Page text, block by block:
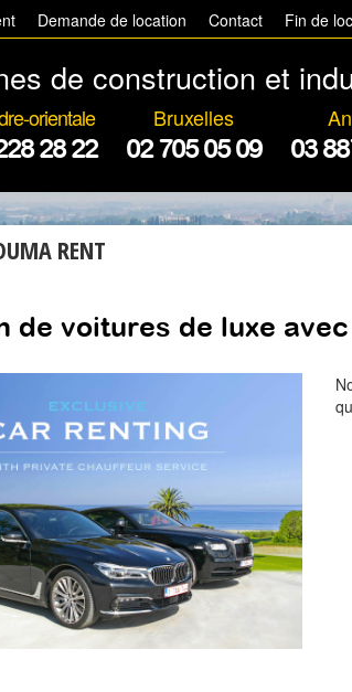
Demande de location Contact Fin de
de construction et
orientale
28 22
Bruxelles
02 705 05 09
03
RENT
de voitures de luxe